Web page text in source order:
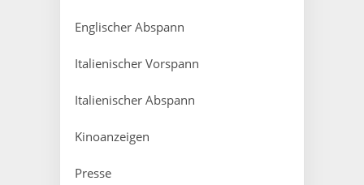
Englischer Abspann
Italienischer Vorspann
Italienischer Abspann
Kinoanzeigen
Presse